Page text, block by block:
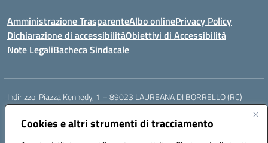
Cookies e altri strumenti di tracciamento
Amministrazione TrasparenteAlbo onlinePrivacy Policy
Dichiarazione di accessibilitàObiettivi di Accessibilità
Note LegaliBacheca Sindacale
Indirizzo: Piazza Kennedy, 1 – 89023 LAUREANA DI BORRELLO (RC)
Centralino:
Posta elettronica certificata (PEC):rcic84800t@pec.istruzione.it